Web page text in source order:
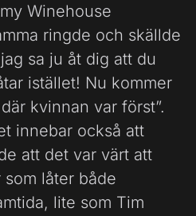
Winehouse
ringde och skällde
sa ju åt dig att du
istället! Nu kommer
kvinnan var först”.
innebar också att
att det var värt att
som låter både
lite som Tim